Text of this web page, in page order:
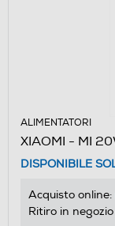
ALIMENTATORI
XIAOMI - MI
DISPONIBILE
Acquisto online:
Ritiro in